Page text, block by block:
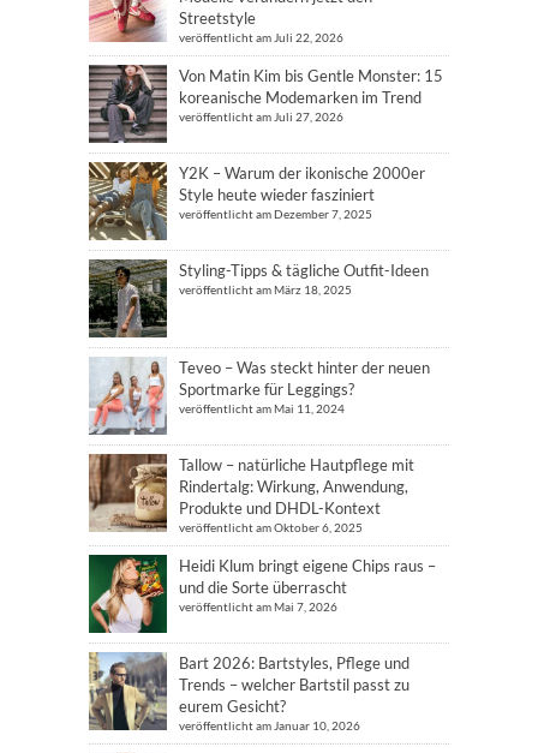
Streetstyle
veröffentlicht am Juli 22, 2026
Von Matin Kim bis Gentle Monster: 15
koreanische Modemarken im Trend
veröffentlicht am Juli 27, 2026
Y2K – Warum der ikonische 2000er
Style heute wieder fasziniert
veröffentlicht am Dezember 7, 2025
Styling-Tipps & tägliche Outfit-Ideen
veröffentlicht am März 18, 2025
Teveo – Was steckt hinter der neuen
Sportmarke für Leggings?
veröffentlicht am Mai 11, 2024
Tallow – natürliche Hautpflege mit
Rindertalg: Wirkung, Anwendung,
Produkte und DHDL-Kontext
veröffentlicht am Oktober 6, 2025
Heidi Klum bringt eigene Chips raus –
und die Sorte überrascht
veröffentlicht am Mai 7, 2026
Bart 2026: Bartstyles, Pflege und
Trends – welcher Bartstil passt zu
eurem Gesicht?
veröffentlicht am Januar 10, 2026